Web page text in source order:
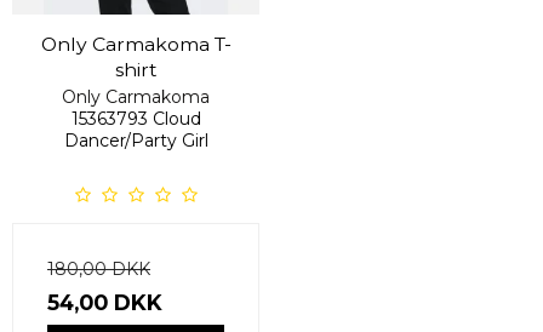
Only Carmakoma T-
shirt
Only Carmakoma
15363793 Cloud
Dancer/Party Girl
180,00 DKK
54,00 DKK